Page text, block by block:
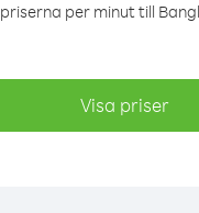
priserna per minut till
Visa priser